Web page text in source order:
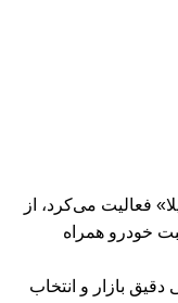
با نام «فیلا» فعالیت می‌کرد، از
خودرو همراه
بازار و انتخاب